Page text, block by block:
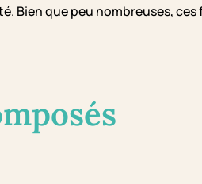
Bien que peu nombreuses,